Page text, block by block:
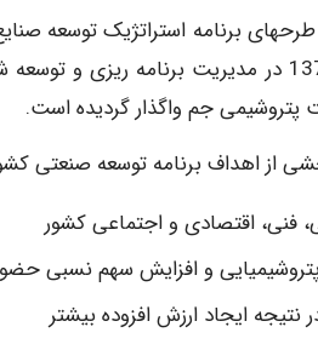
برنامه استراتژیک توسعه
توجیهات فنی و اقتصادی آن در سال 1378 در
از اهداف برنامه توسعه صنعتی
فنی، اقتصادی و اجتماعی کشور
و افزایش سهم نسبی
نتیجه ایجاد ارزش افزوده بیشتر